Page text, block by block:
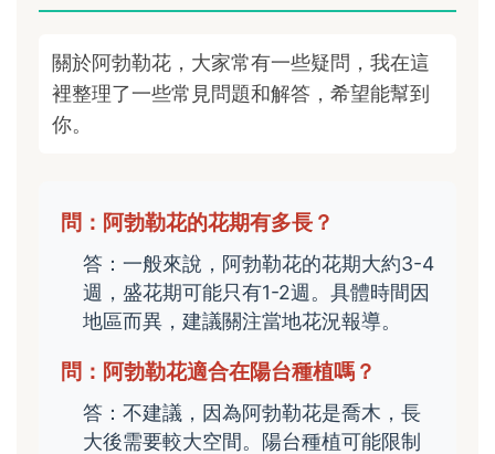
關於阿勃勒花，大家常有一些疑問，我在這
裡整理了一些常見問題和解答，希望能幫到
你。
問：阿勃勒花的花期有多長？
答：一般來說，阿勃勒花的花期大約3-4
週，盛花期可能只有1-2週。具體時間因
地區而異，建議關注當地花況報導。
問：阿勃勒花適合在陽台種植嗎？
答：不建議，因為阿勃勒花是喬木，長
大後需要較大空間。陽台種植可能限制